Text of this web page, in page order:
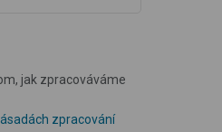
jak zpracováváme
zpracování